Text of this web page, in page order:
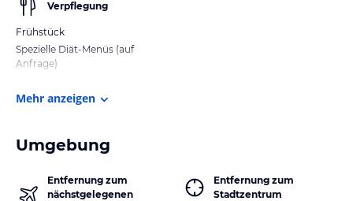
Verpflegung
Frühstück
Spezielle Diät-Menüs (auf
Anfrage)
Mehr anzeigen
Umgebung
Entfernung zum
nächstgelegenen
Entfernung zum
Stadtzentrum